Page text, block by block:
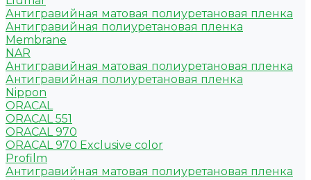
Антигравийная матовая полиуретановая пленка
Антигравийная полиуретановая пленка
Membrane
NAR
Антигравийная матовая полиуретановая пленка
Антигравийная полиуретановая пленка
Nippon
ORACAL
ORACAL 551
ORACAL 970
ORACAL 970 Exclusive color
Profilm
Антигравийная матовая полиуретановая пленка